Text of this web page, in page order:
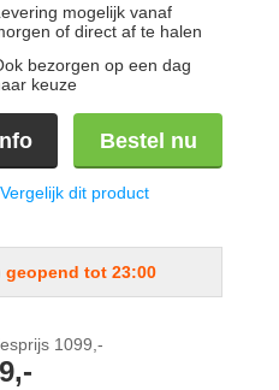
mogelijk vanaf
of direct af te halen
bezorgen op een dag
keuze
Bestel nu
Vergelijk dit product
geopend tot 23:00
1099,-